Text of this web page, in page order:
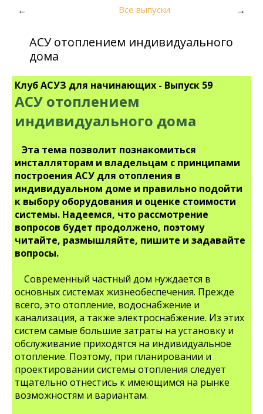
← Все выпуски →
АСУ отоплением индивидуального
дома
Клуб АСУЗ для начинающих - Выпуск 59
АСУ отоплением
индивидуального дома
Эта тема позволит познакомиться
инсталляторам и владельцам с принципами
построения АСУ для отопления в
индивидуальном доме и правильно подойти
к выбору оборудования и оценке стоимости
системы. Надеемся, что рассмотрение
вопросов будет продолжено, поэтому
читайте, размышляйте, пишите и задавайте
вопросы.
Современный частный дом нуждается в
основных системах жизнеобеспечения. Прежде
всего, это отопление, водоснабжение и
канализация, а также электроснабжение. Из этих
систем самые большие затраты на установку и
обслуживание приходятся на индивидуальное
отопление. Поэтому, при планировании и
проектировании системы отопления следует
тщательно отнестись к имеющимся на рынке
возможностям и вариантам.